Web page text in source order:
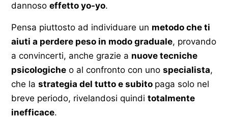
dannoso effetto yo-yo.
Pensa piuttosto ad individuare un metodo che ti
aiuti a perdere peso in modo graduale, provando
a convincerti, anche grazie a nuove tecniche
psicologiche o al confronto con uno specialista,
che la strategia del tutto e subito paga solo nel
breve periodo, rivelandosi quindi totalmente
inefficace.